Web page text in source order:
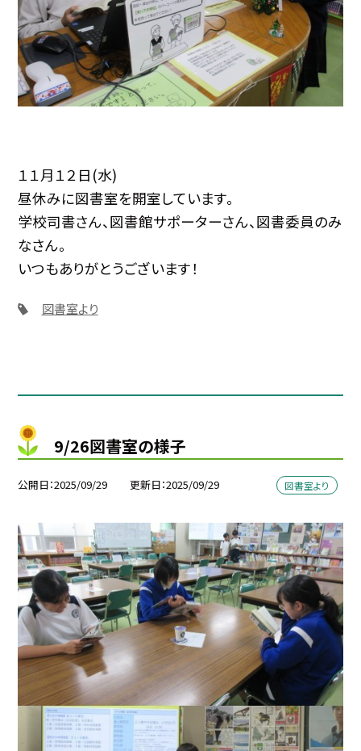
１１月１２日(水)
昼休みに図書室を開室しています。
学校司書さん、図書館サポーターさん、図書委員のみ
なさん。
いつもありがとうございます！
図書室より
9/26図書室の様子
公開日 2025/09/29 更新日 2025/09/29 図書室より